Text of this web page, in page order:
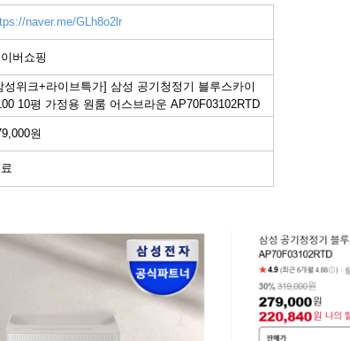
naver.me/GLh8o2lr
버쇼핑
성위크+라이브특가] 삼성 공기청정기 블루스카이
10평 가정용 원룸 어스브라운 AP70F03102RTD
원